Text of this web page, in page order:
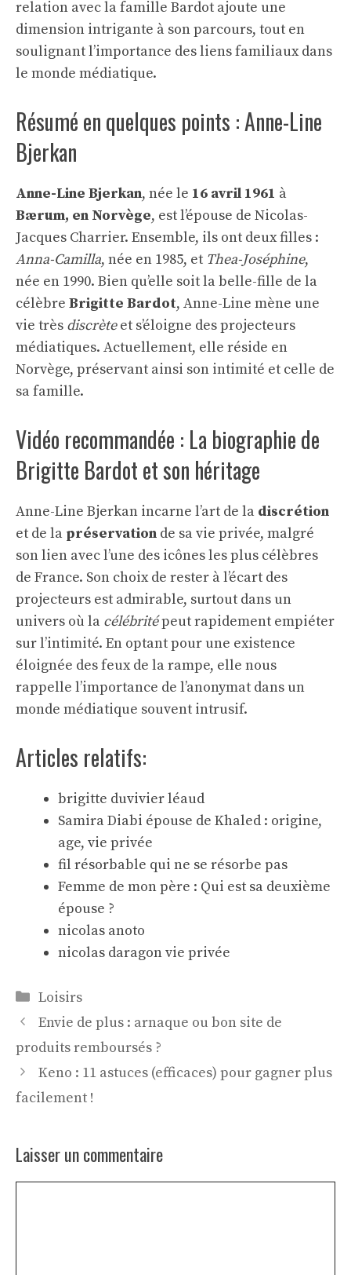
relation avec la famille Bardot ajoute une
dimension intrigante à son parcours, tout en
soulignant l’importance des liens familiaux dans
le monde médiatique.
Résumé en quelques points : Anne-Line
Bjerkan
Anne-Line Bjerkan, née le 16 avril 1961 à
Bærum, en Norvège, est l’épouse de Nicolas-
Jacques Charrier. Ensemble, ils ont deux filles :
Anna-Camilla, née en 1985, et Thea-Joséphine,
née en 1990. Bien qu’elle soit la belle-fille de la
célèbre Brigitte Bardot, Anne-Line mène une
vie très discrèteet s’éloigne des projecteurs
médiatiques. Actuellement, elle réside en
Norvège, préservant ainsi son intimité et celle de
sa famille.
Vidéo recommandée : La biographie de
Brigitte Bardot et son héritage
Anne-Line Bjerkan incarne l’art de la discrétion
et de la préservation de sa vie privée, malgré
son lien avec l’une des icônes les plus célèbres
de France. Son choix de rester à l’écart des
projecteurs est admirable, surtout dans un
univers où la célébritépeut rapidement empiéter
sur l’intimité. En optant pour une existence
éloignée des feux de la rampe, elle nous
rappelle l’importance de l’anonymat dans un
monde médiatique souvent intrusif.
Articles relatifs:
brigitte duvivier léaud
Samira Diabi épouse de Khaled : origine,
age, vie privée
fil résorbable qui ne se résorbe pas
Femme de mon père : Qui est sa deuxième
épouse ?
nicolas anoto
nicolas daragon vie privée
Catégories
Loisirs
Envie de plus : arnaque ou bon site de
produits remboursés ?
Keno : 11 astuces (efficaces) pour gagner plus
facilement !
Laisser un commentaire